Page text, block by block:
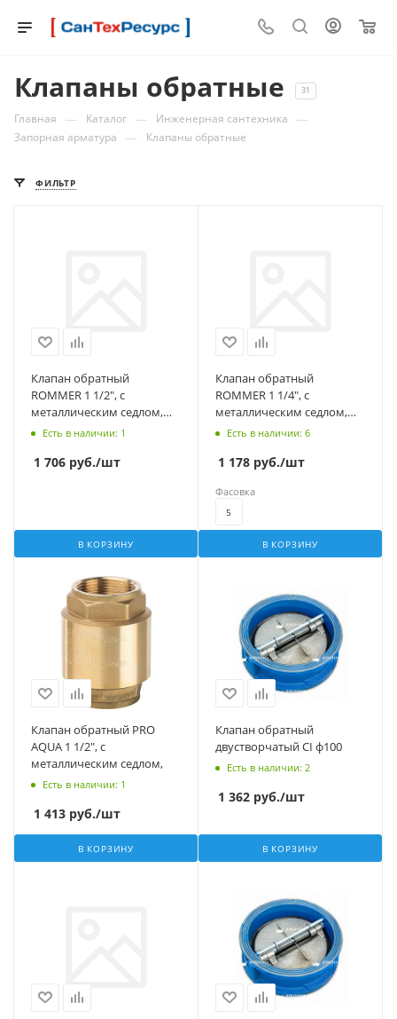
Клапаны обратные 31
Главная — Каталог — Инженерная сантехника —
Запорная арматура — Клапаны обратные
ФИЛЬТР
Клапан обратный
ROMMER 1 1/2", с
металлическим седлом,
пружинный муфтовый
Есть в наличии: 1
1 706 руб./шт
В КОРЗИНУ
Клапан обратный
ROMMER 1 1/4", с
металлическим седлом,
пружинный муфтовый
Есть в наличии: 6
1 178 руб./шт
В КОРЗИНУ
Фасовка
5
Клапан обратный PRO
AQUA 1 1/2", с
металлическим седлом,
Есть в наличии: 1
1 413 руб./шт
В КОРЗИНУ
Клапан обратный
двустворчатый CI ф100
Есть в наличии: 2
1 362 руб./шт
В КОРЗИНУ